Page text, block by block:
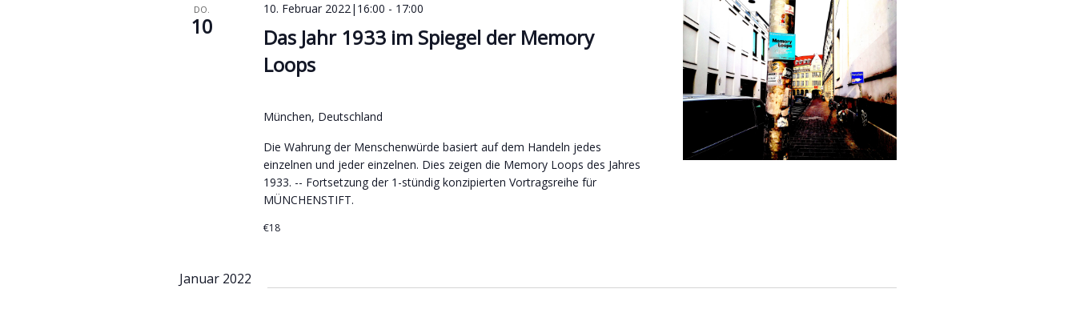
DO.
10
Das Jahr 1933 im Spiegel der Memory
Loops
10. Februar 2022|16:00 - 17:00
München, Deutschland
Die Wahrung der Menschenwürde basiert auf dem Handeln jedes
einzelnen und jeder einzelnen. Dies zeigen die Memory Loops des Jahres
1933. -- Fortsetzung der 1-stündig konzipierten Vortragsreihe für
MÜNCHENSTIFT.
€18
Januar 2022